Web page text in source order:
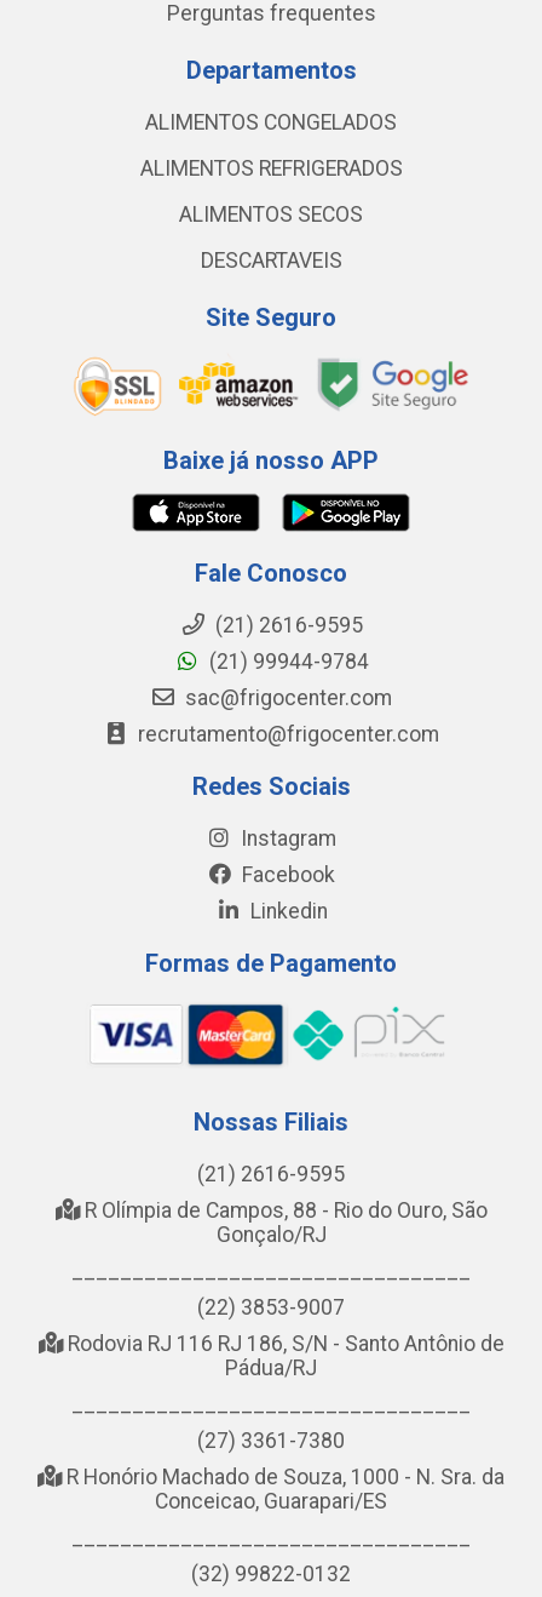
Perguntas frequentes
Departamentos
ALIMENTOS CONGELADOS
ALIMENTOS REFRIGERADOS
ALIMENTOS SECOS
DESCARTAVEIS
Site Seguro
Baixe já nosso APP
Fale Conosco
(21) 2616-9595
(21) 99944-9784
sac@frigocenter.com
recrutamento@frigocenter.com
Redes Sociais
Instagram
Facebook
Linkedin
Formas de Pagamento
Nossas Filiais
(21) 2616-9595
R Olímpia de Campos, 88 - Rio do Ouro, São
Gonçalo/RJ
(22) 3853-9007
Rodovia RJ 116 RJ 186, S/N - Santo Antônio de
Pádua/RJ
(27) 3361-7380
R Honório Machado de Souza, 1000 - N. Sra. da
Conceicao, Guarapari/ES
(32) 99822-0132